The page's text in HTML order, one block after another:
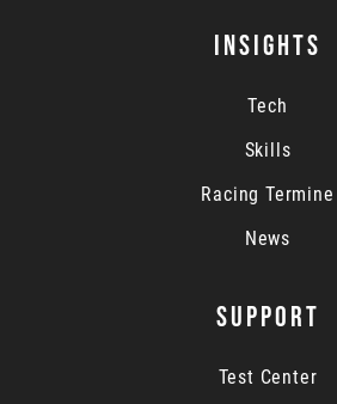
INSIGHTS
Tech
Skills
Racing Termine
News
SUPPORT
Test Center